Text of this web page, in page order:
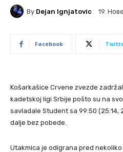
By Dejan Ignjatovic 19.
Facebook
Košarkašice Crvene zvezde
kadetskoj ligi Srbije pošto su na
savladale Student sa 99:50 (25:14,
dalje bez pobede.
Utakmica je odigrana pred